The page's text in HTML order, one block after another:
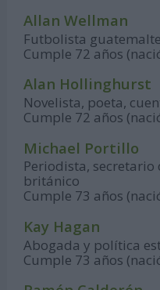
Allan Wellman
Futbolista
Cumple 72 años
Alan Hollinghurst
Novelista, poeta,
Cumple 72 años
Michael Portillo
Periodista,
británico
Cumple 73 años
Kay Hagan
Abogada y política
Cumple 73 años